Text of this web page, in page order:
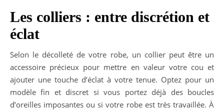
Les colliers : entre discrétion et
éclat
Selon le décolleté de votre robe, un collier peut être un
accessoire précieux pour mettre en valeur votre cou et
ajouter une touche d’éclat à votre tenue. Optez pour un
modèle fin et discret si vous portez déjà des boucles
d’oreilles imposantes ou si votre robe est très travaillée. À